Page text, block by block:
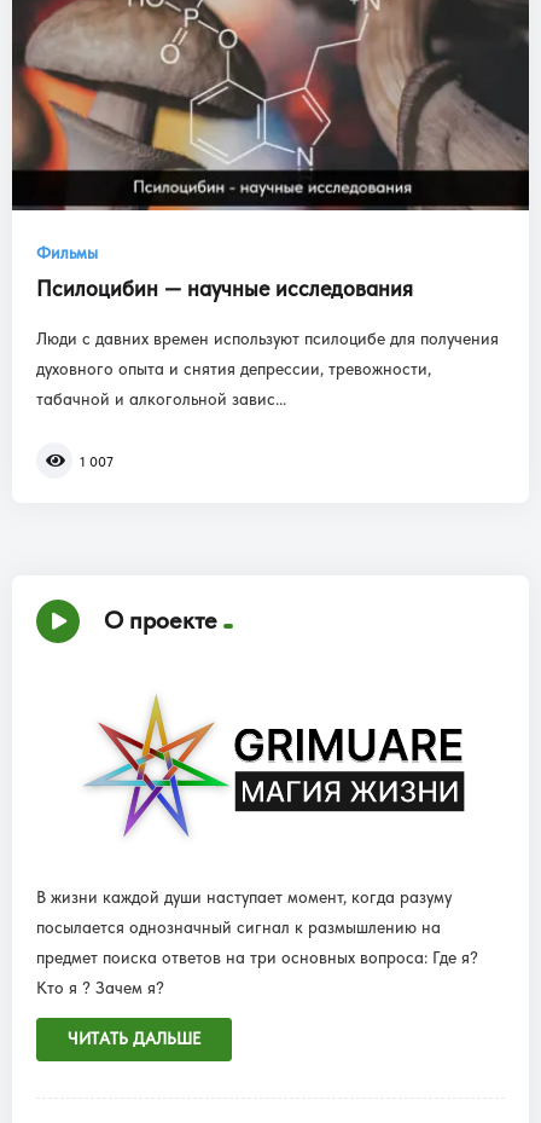
Фильмы
Псилоцибин — научные исследования
Люди с давних времен используют псилоцибе для получения
духовного опыта и снятия депрессии, тревожности,
табачной и алкогольной завис...
1 007
О проекте
В жизни каждой души наступает момент, когда разуму
посылается однозначный сигнал к размышлению на
предмет поиска ответов на три основных вопроса: Где я?
Кто я ? Зачем я?
ЧИТАТЬ ДАЛЬШЕ